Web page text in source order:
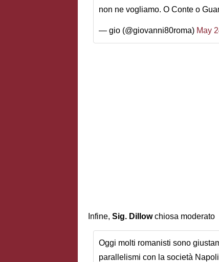
non ne vogliamo. O Conte o
— gio (@giovanni80roma) May
Infine, Sig. Dillowchiosa moderato
Oggi molti romanisti sono
parallelismi con la società